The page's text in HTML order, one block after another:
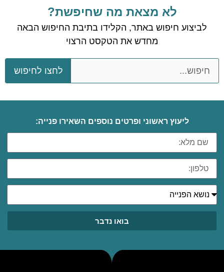
לא מצאת מה שחיפשת?
לביצוע חיפוש באתר, הקלידו בתיבת החיפוש הבאה
מחדש את הטקסט הרצוי
לחצו לחיפוש
ליעוץ ראשוני ופרטים נוספים השאירו פנייה:
בואו נדבר
font_download
לאפס את כל האפשרויות
cached
השארת משוב
הצהרת נגישות